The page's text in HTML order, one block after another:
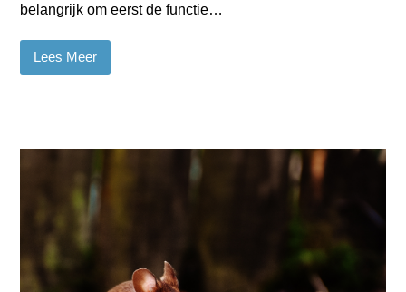
belangrijk om eerst de functie…
Lees Meer